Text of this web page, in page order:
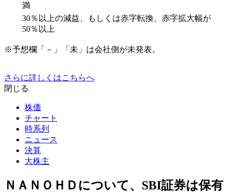
満
30％以上の減益、もしくは赤字転換、赤字拡大幅が
50％以上
※予想欄「－」「未」は会社側が未発表。
さらに詳しくはこちらへ
閉じる
株価
チャート
時系列
ニュース
決算
大株主
ＮＡＮＯＨＤについて、SBI証券は保有